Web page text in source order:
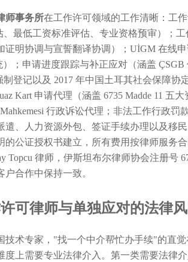
师事务所在工作许可领域的工作清晰：工
最低工资标准评估、专业资格预审）；
明协调与宣誓翻译协调）；UİGM 在线申
）；申请进度跟踪与补正应对（涵盖
制登记以及 2017 年中国土耳其社会保障
Kart 申请代理（涵盖 6735 Madde 11 五
行政诉讼代理；非法工作行政
遣、人力资源外包、签证手续办理以及移
公证授权书建立，所有费用按律师服务
Topcu 律师，伊斯坦布尔律师协会注册号
合作中保持一致。
可律师与单独应对的法律
技术专家，"找一个中介帮忙办手续"的直
上需要专业法律介入。第一类需要法律